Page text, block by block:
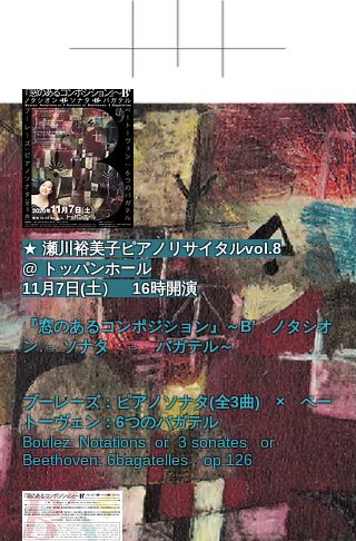
★瀬川裕美子ピアノリサイタルvol.8
@ トッパンホール
11月7日(土） 16時開演
『窓のあるコンポジション』～B’ ノタシオ
ン ⇔ ソナタ ⇔ バガテル～
ブーレーズ：ピアノソナタ(全3曲) × ベー
トーヴェン：6つのバガテル
Boulez: Notations or 3 sonates or
Beethoven: 6bagatelles op.126